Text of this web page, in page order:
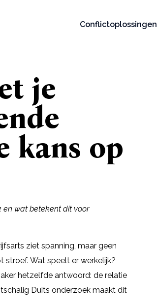
Conflictoplossingen
je
kans op
en wat betekent dit voor
ziet spanning, maar geen
stroef. Wat speelt er werkelijk?
hetzelfde antwoord: de relatie
Duits onderzoek maakt dit